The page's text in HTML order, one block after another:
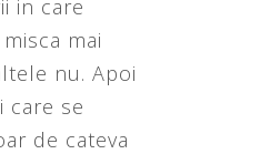
in care
mai
nu. Apoi
care se
de cateva